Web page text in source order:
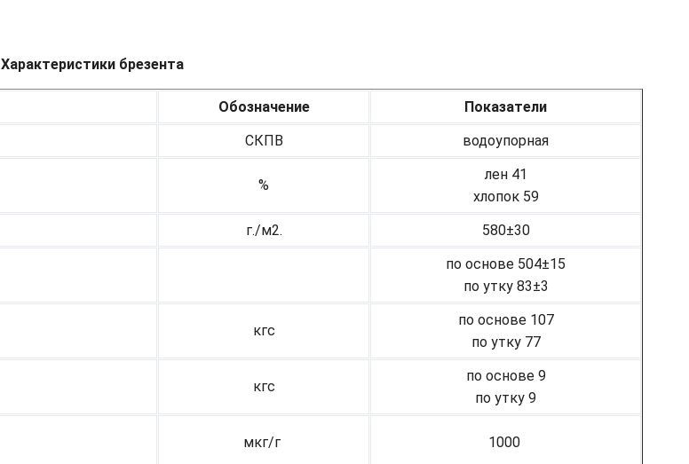
Характеристики брезента
Обозначение
Показатели
СКПВ водоупорная
%
лен 41
хлопок 59
г./м2. 580±30
по основе 504±15
по утку 83±3
кгс
по основе 107
по утку 77
кгс
по основе 9
по утку 9
мкг/г 1000